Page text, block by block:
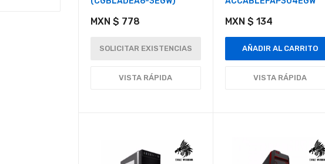
MXN $ 778
SOLICITAR EXISTENCIAS
VISTA RÁPIDA
MXN $ 134
AÑADIR AL CARRITO
VISTA RÁPIDA